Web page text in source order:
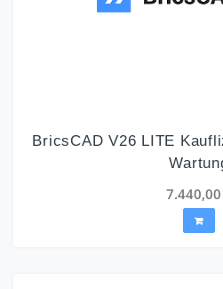
BricsCAD V26 LITE
7.440,00